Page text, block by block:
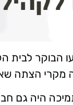
הבוקר לבית
מקרי הצתה
היה גם